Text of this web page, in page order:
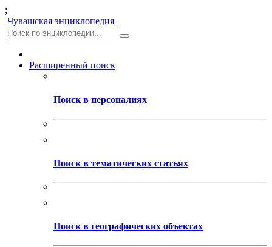
;
Чувашская энциклопедия
Расширенный поиск
Поиск в персоналиях
Поиск в тематических статьях
Поиск в географических объектах